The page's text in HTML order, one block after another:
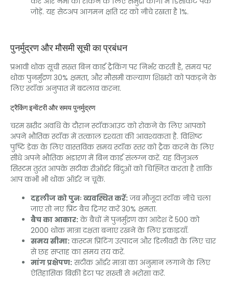
जोड़ें. यह सेटअप आगमन क्षति दर को नीचे रखता है 1%.
पुनर्मुद्रण और मौसमी सूची का प्रबंधन
प्रभावी थोक सूची सख्त बिन कार्ड ट्रैकिंग पर निर्भर करती है, समय पर
थोक पुनर्मुद्रण 30% क्षमता, और मौसमी कल्याण शिखरों को पकड़ने के
लिए स्टॉक अनुपात में बदलाव करना.
ट्रैकिंग इन्वेंटरी और समय पुनर्मुद्रण
चरम खरीद अवधि के दौरान स्टॉकआउट को रोकने के लिए आपको
अपने भौतिक स्टॉक में तत्काल दृश्यता की आवश्यकता है. विशिष्ट
पुष्टि डेक के लिए वास्तविक समय स्टॉक स्तर को ट्रैक करने के लिए
सीधे अपने भौतिक भंडारण में बिन कार्ड संलग्न करें. यह विज़ुअल
सिस्टम तुरंत आपके सटीक रीऑर्डर बिंदुओं को चिह्नित करता है ताकि
आप कभी भी थोक ऑर्डर न चूकें.
दहलीज को पुनः व्यवस्थित करें:जब मौजूदा स्टॉक नीचे चला
जाए तो नए प्रिंट बैच ट्रिगर करें 30% क्षमता.
बैच का आकार:के बैचों में पुनर्मुद्रण का आदेश दें 500 को
2000 थोक मात्रा दक्षता बनाए रखने के लिए इकाइयाँ.
समय सीमा:कस्टम प्रिंटिंग उत्पादन और डिलीवरी के लिए चार
से छह सप्ताह का समय तय करें.
मांग प्रक्षेपण:सटीक ऑर्डर मात्रा का अनुमान लगाने के लिए
ऐतिहासिक बिक्री डेटा पर सख्ती से भरोसा करें.